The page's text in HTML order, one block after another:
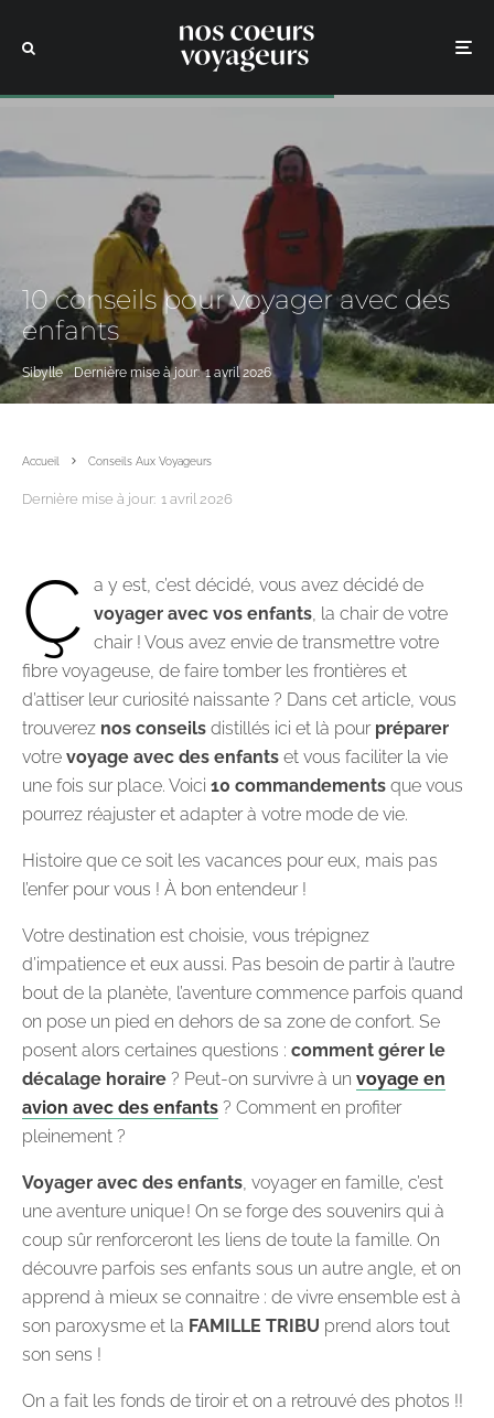
10 conseils pour voyager avec des
enfants
Sibylle Dernière mise à jour: 1 avril 2026
Accueil Conseils Aux Voyageurs
Dernière mise à jour: 1 avril 2026
Ç
a y est, c’est décidé, vous avez décidé de
voyager avec vos enfants, la chair de votre
chair ! Vous avez envie de transmettre votre
fibre voyageuse, de faire tomber les frontières et
d’attiser leur curiosité naissante ? Dans cet article, vous
trouverez nos conseils distillés ici et là pour préparer
votre voyage avec des enfants et vous faciliter la vie
une fois sur place. Voici 10 commandements que vous
pourrez réajuster et adapter à votre mode de vie.
Histoire que ce soit les vacances pour eux, mais pas
l’enfer pour vous ! À bon entendeur !
Votre destination est choisie, vous trépignez
d’impatience et eux aussi. Pas besoin de partir à l’autre
bout de la planète, l’aventure commence parfois quand
on pose un pied en dehors de sa zone de confort. Se
posent alors certaines questions : comment gérer le
décalage horaire ? Peut-on survivre à un voyage en
avion avec des enfants ? Comment en profiter
pleinement ?
Voyager avec des enfants, voyager en famille, c’est
une aventure unique ! On se forge des souvenirs qui à
coup sûr renforceront les liens de toute la famille. On
découvre parfois ses enfants sous un autre angle, et on
apprend à mieux se connaitre : de vivre ensemble est à
son paroxysme et la FAMILLE TRIBU prend alors tout
son sens !
On a fait les fonds de tiroir et on a retrouvé des photos !!